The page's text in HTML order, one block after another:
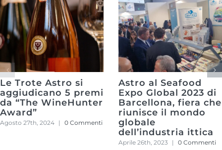
Le Trote Astro si
aggiudicano 5 premi
da “The WineHunter
Award”
Agosto 27th, 2024 | 0 Commenti
Astro al Seafood
Expo Global 2023 di
Barcellona, fiera che
riunisce il mondo
globale
dell’industria ittica
Aprile 26th, 2023 | 0 Commenti